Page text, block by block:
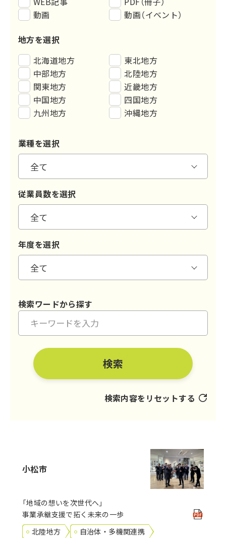
動画
動画（イベント）
地方を選択
北海道地方
東北地方
中部地方
北陸地方
関東地方
近畿地方
中国地方
四国地方
九州地方
沖縄地方
業種を選択
従業員数を選択
年度を選択
検索ワードから探す
検索
検索内容をリセットする
小松市
「地域の想いを次世代へ」
事業承継支援で拓く未来の一歩
北陸地方
自治体・多機関連携